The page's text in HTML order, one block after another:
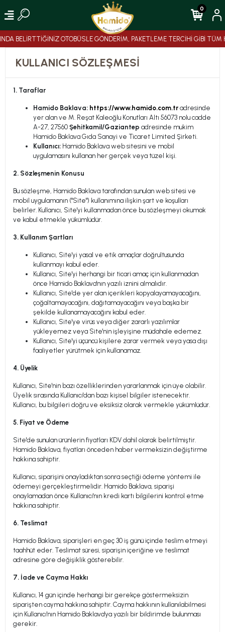
BELİRTTİĞİNİZ OTOBÜSLE GÖNDERİM, PAKETLEME TERCİHİ GİBİ
0
KULLANICI SÖZLEŞMESI
1. Taraflar
Hamido Baklava: https://www.hamido.com.tr adresinde
yer alan ve M. Reşat Kaleoğlu Konutları Altı 56073 nolu cadde
A-27, 27560 Şehitkamil/Gaziantep adresinde mukim
Hamido Baklava Gıda Sanayi ve Ticaret Limited Şirketi.
Kullanıcı: Hamido Baklava web sitesini ve mobil
uygulamasını kullanan her gerçek veya tüzel kişi.
2. Sözleşmenin Konusu
Bu sözleşme, Hamido Baklava tarafından sunulan web sitesi ve
mobil uygulamanın ("Site") kullanımına ilişkin şart ve koşulları
belirler. Kullanıcı, Site'yi kullanmadan önce bu sözleşmeyi okumak
ve kabul etmekle yükümlüdür.
3. Kullanım Şartları
Kullanıcı, Site'yi yasal ve etik amaçlar doğrultusunda
kullanmayı kabul eder.
Kullanıcı, Site'yi herhangi bir ticari amaç için kullanmadan
önce Hamido Baklava'nın yazılı iznini almalıdır.
Kullanıcı, Site'de yer alan içerikleri kopyalayamayacağını,
çoğaltamayacağını, dağıtamayacağını veya başka bir
şekilde kullanamayacağını kabul eder.
Kullanıcı, Site'ye virüs veya diğer zararlı yazılımlar
yükleyemez veya Site'nin işleyişine müdahale edemez.
Kullanıcı, Site'yi üçüncü kişilere zarar vermek veya yasa dışı
faaliyetler yürütmek için kullanamaz.
4. Üyelik
Kullanıcı, Site'nin bazı özelliklerinden yararlanmak için üye olabilir.
Üyelik sırasında Kullanıcı'dan bazı kişisel bilgiler istenecektir.
Kullanıcı, bu bilgileri doğru ve eksiksiz olarak vermekle yükümlüdür.
5. Fiyat ve Ödeme
Site'de sunulan ürünlerin fiyatları KDV dahil olarak belirtilmiştir.
Hamido Baklava, fiyatları önceden haber vermeksizin değiştirme
hakkına sahiptir.
Kullanıcı, siparişini onayladıktan sonra seçtiği ödeme yöntemi ile
ödemeyi gerçekleştirmelidir. Hamido Baklava, siparişi
onaylamadan önce Kullanıcı'nın kredi kartı bilgilerini kontrol etme
hakkına sahiptir.
6. Teslimat
Hamido Baklava, siparişleri en geç 30 iş günü içinde teslim etmeyi
taahhüt eder. Teslimat süresi, siparişin içeriğine ve teslimat
adresine göre değişiklik gösterebilir.
7. İade ve Cayma Hakkı
Kullanıcı, 14 gün içinde herhangi bir gerekçe göstermeksizin
siparişten cayma hakkına sahiptir. Cayma hakkının kullanılabilmesi
için Kullanıcı'nın Hamido Baklava'ya yazılı bir bildirimde bulunması
gerekir.